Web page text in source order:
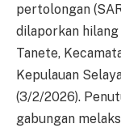
pertolongan
dilaporkan hilang
Tanete,
Kepulauan
(3/2/2026).
gabungan